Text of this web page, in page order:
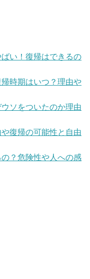
い！復帰はできるの
時期はいつ？理由や
ソをついたのか理由
復帰の可能性と自由
？危険性や人への感